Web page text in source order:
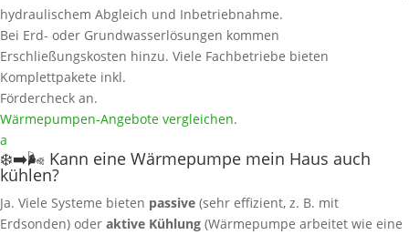
hydraulischem Abgleich und Inbetriebnahme.
Bei Erd- oder Grundwasserlösungen kommen
Erschließungskosten hinzu. Viele Fachbetriebe bieten
Komplettpakete inkl.
Fördercheck an.
Wärmepumpen‑Angebote vergleichen.
a
❄️➡️🌬️ Kann eine Wärmepumpe mein Haus auch
kühlen?
Ja. Viele Systeme bieten passive (sehr effizient, z. B. mit
Erdsonden) oder aktive Kühlung (Wärmepumpe arbeitet wie eine